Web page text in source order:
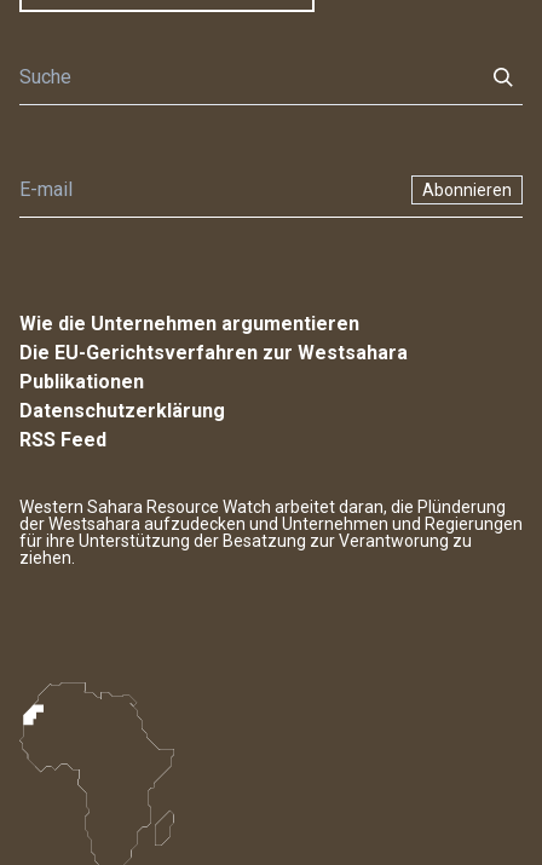
Abonnieren
Wie die Unternehmen argumentieren
Die EU-Gerichtsverfahren zur Westsahara
Publikationen
Datenschutzerklärung
RSS Feed
Western Sahara Resource Watch arbeitet daran, die Plünderung
der Westsahara aufzudecken und Unternehmen und Regierungen
für ihre Unterstützung der Besatzung zur Verantworung zu
ziehen.